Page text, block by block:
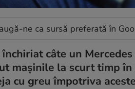
ne ca sursă preferată în
câte un
mașinile la scurt timp
cu greu împotriva